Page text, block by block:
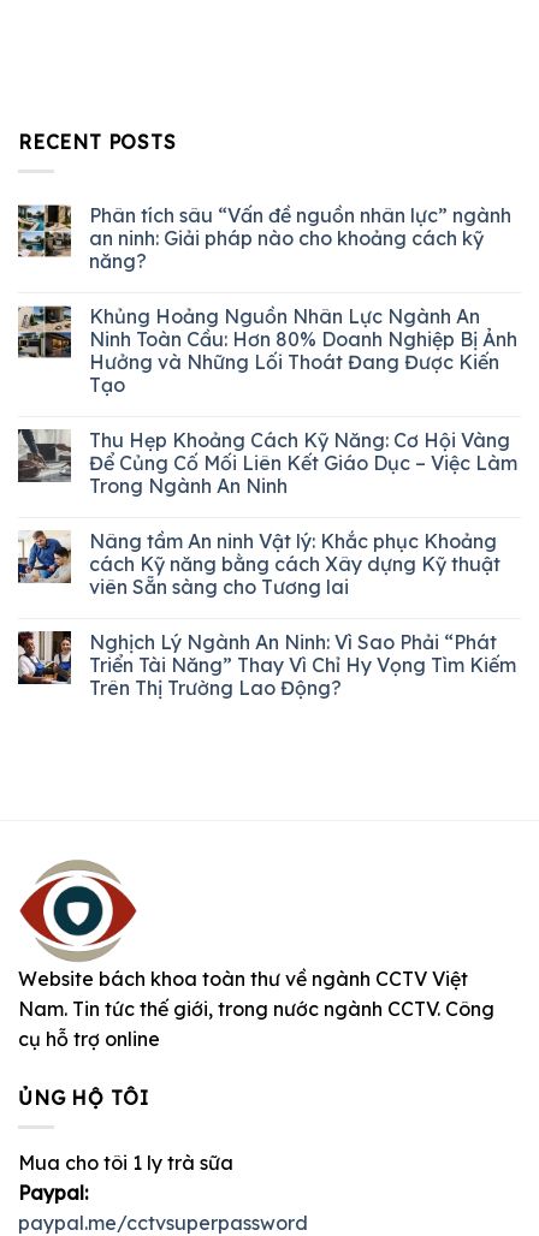
RECENT POSTS
Phân tích sâu “Vấn đề nguồn nhân lực” ngành
an ninh: Giải pháp nào cho khoảng cách kỹ
năng?
Khủng Hoảng Nguồn Nhân Lực Ngành An
Ninh Toàn Cầu: Hơn 80% Doanh Nghiệp Bị Ảnh
Hưởng và Những Lối Thoát Đang Được Kiến
Tạo
Thu Hẹp Khoảng Cách Kỹ Năng: Cơ Hội Vàng
Để Củng Cố Mối Liên Kết Giáo Dục – Việc Làm
Trong Ngành An Ninh
Nâng tầm An ninh Vật lý: Khắc phục Khoảng
cách Kỹ năng bằng cách Xây dựng Kỹ thuật
viên Sẵn sàng cho Tương lai
Nghịch Lý Ngành An Ninh: Vì Sao Phải “Phát
Triển Tài Năng” Thay Vì Chỉ Hy Vọng Tìm Kiếm
Trên Thị Trường Lao Động?
Website bách khoa toàn thư về ngành CCTV Việt
Nam. Tin tức thế giới, trong nước ngành CCTV. Công
cụ hỗ trợ online
ỦNG HỘ TÔI
Mua cho tôi 1 ly trà sữa
Paypal:
paypal.me/cctvsuperpassword